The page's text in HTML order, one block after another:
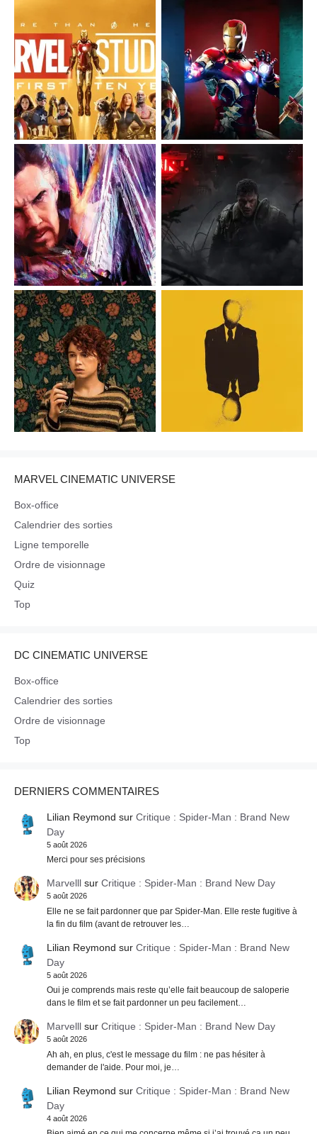
MARVEL CINEMATIC UNIVERSE
Box-office
Calendrier des sorties
Ligne temporelle
Ordre de visionnage
Quiz
Top
DC CINEMATIC UNIVERSE
Box-office
Calendrier des sorties
Ordre de visionnage
Top
DERNIERS COMMENTAIRES
Lilian Reymond sur Critique : Spider-Man : Brand New
Day
5 août 2026
Merci pour ses précisions
Marvelllsur Critique : Spider-Man : Brand New Day
5 août 2026
Elle ne se fait pardonner que par Spider-Man. Elle reste fugitive à
la fin du film (avant de retrouver les…
Lilian Reymond sur Critique : Spider-Man : Brand New
Day
5 août 2026
Oui je comprends mais reste qu’elle fait beaucoup de saloperie
dans le film et se fait pardonner un peu facilement…
Marvelllsur Critique : Spider-Man : Brand New Day
5 août 2026
Ah ah, en plus, c'est le message du film : ne pas hésiter à
demander de l'aide. Pour moi, je…
Lilian Reymond sur Critique : Spider-Man : Brand New
Day
4 août 2026